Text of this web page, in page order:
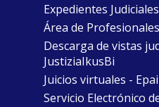
Expedientes
Área de
Descarga de vistas
JustiziaIkusBi
Juicios virtuales -
Servicio Electrónico